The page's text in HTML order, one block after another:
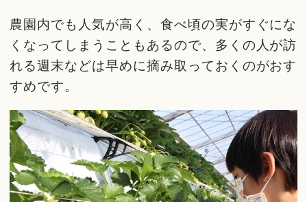
農園内でも人気が高く、食べ頃の実がすぐにな
くなってしまうこともあるので、多くの人が訪
れる週末などは早めに摘み取っておくのがおす
すめです。